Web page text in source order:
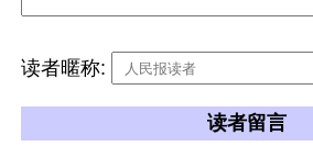
读者暱称:
读者留言